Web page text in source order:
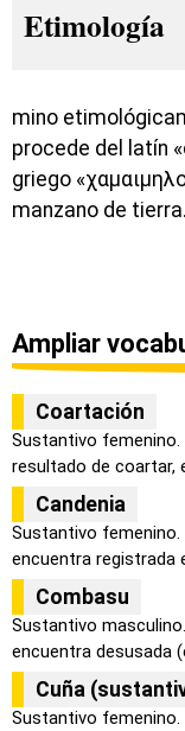
Etimología
mino
procede del latín
griego
manzano de tierra.
Ampliar
Coartación
Sustantivo
resultado de coartar,
Candenia
Sustantivo
encuentra registrada
Combasu
Sustantivo
encuentra desusada
Cuña
Sustantivo femenino.